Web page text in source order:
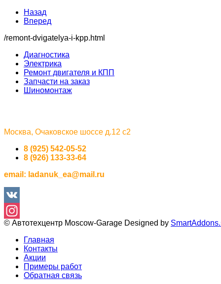
Назад
Вперед
/remont-dvigatelya-i-kpp.html
Диагностика
Электрика
Ремонт двигателя и КПП
Запчасти на заказ
Шиномонтаж
Москва, Очаковское шоссе д.12 с2
8 (925) 542-05-52
8 (926) 133-33-64
email: ladanuk_ea@mail.ru
VK
Instagram
© Автотехцентр Moscow-Garage Designed by
Главная
Контакты
Акции
Примеры работ
Обратная связь